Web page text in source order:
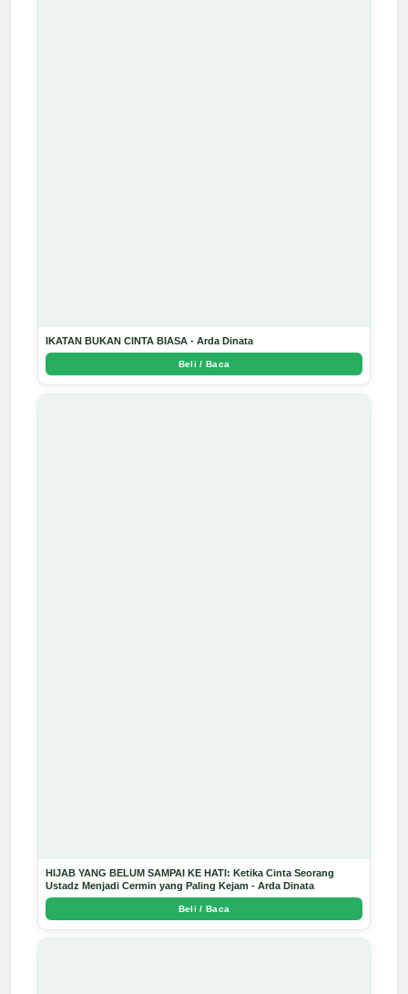
IKATAN BUKAN CINTA BIASA - Arda Dinata
Beli / Baca
HIJAB YANG BELUM SAMPAI KE HATI: Ketika Cinta Seorang
Ustadz Menjadi Cermin yang Paling Kejam - Arda Dinata
Beli / Baca